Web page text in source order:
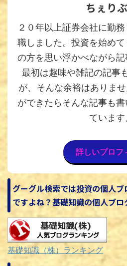
ちぇり
２０年以上証券会社に勤
職しました。投資を始め
の方を思い浮かべながら記
最初は趣味や雑記の記事
が、そんな余裕はありま
ができたらそんな記事も
ています
詳しいプロフ
グーグル検索では投資の個人
ですよね？基礎知識の個人ブ
基礎知識（株）ランキング